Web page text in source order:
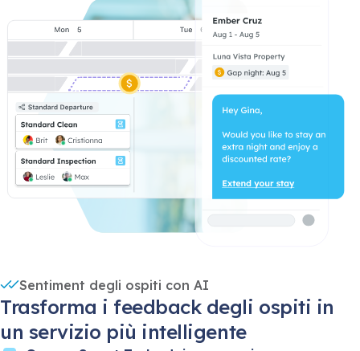
Sentiment degli ospiti con AI
Trasforma i feedback degli ospiti in
un servizio più intelligente